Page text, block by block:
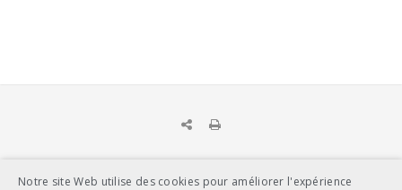
Notre site Web utilise des cookies pour améliorer l'expérience